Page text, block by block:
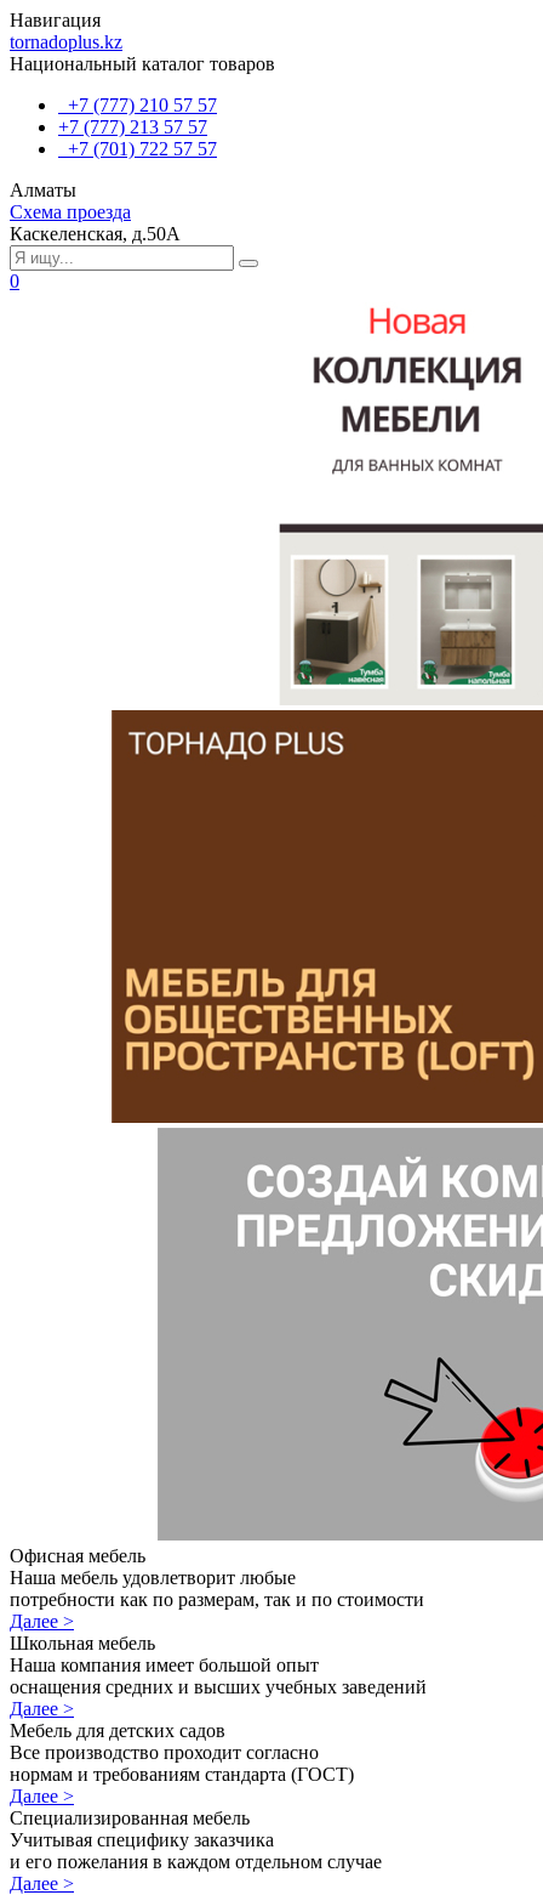
Навигация
tornadoplus.kz
Национальный каталог товаров
+7 (777) 210 57 57
+7 (777) 213 57 57
+7 (701) 722 57 57
Алматы
Схема проезда
Каскеленская, д.50А
0
Офисная мебель
Наша мебель удовлетворит любые
потребности как по размерам, так и по стоимости
Далее >
Школьная мебель
Наша компания имеет большой опыт
оснащения средних и высших учебных заведений
Далее >
Мебель для детских садов
Все производство проходит согласно
нормам и требованиям стандарта (ГОСТ)
Далее >
Специализированная мебель
Учитывая специфику заказчика
и его пожелания в каждом отдельном случае
Далее >